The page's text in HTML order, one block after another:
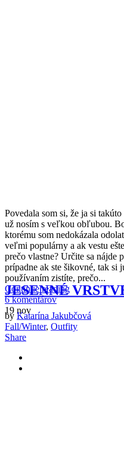
Povedala som si, že ja si
už nosím s veľkou obľubou.
ktorému som nedokázala
veľmi populárny a ak vestu
prečo vlastne? Určite sa nájde
prípadne ak ste šikovné, tak si
používaním zistíte, prečo...
Continue reading
6 komentárov
19 nov
JESENNÉ
by Katarína Jakubčová
Fall/Winter, Outfity
Share